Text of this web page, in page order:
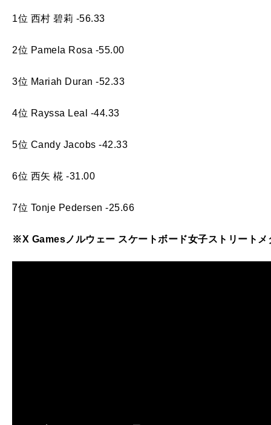
1位 西村 碧莉 -56.33
2位 Pamela Rosa -55.00
3位 Mariah Duran -52.33
4位 Rayssa Leal -44.33
5位 Candy Jacobs -42.33
6位 西矢 椛 -31.00
7位 Tonje Pedersen -25.66
※X Gamesノルウェー スケートボード女子ストリートメ